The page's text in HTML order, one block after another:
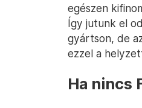
egészen
Így jutunk el
gyártson, de
ezzel a
Ha nincs